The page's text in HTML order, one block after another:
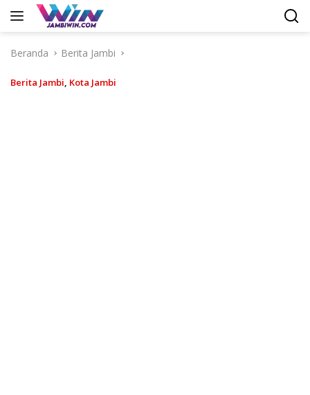
Langsung
Beranda
Berita Jambi
Berita Jambi, Kota Jambi